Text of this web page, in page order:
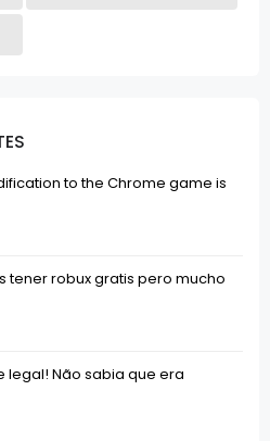
to the Chrome game is
tener robux gratis pero mucho
legal! Não sabia que era